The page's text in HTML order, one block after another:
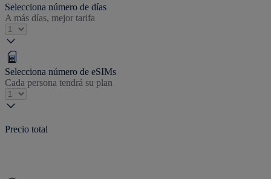
Selecciona número de días
A más días, mejor tarifa
Selecciona número de eSIMs
Cada persona tendrá su plan
Precio total